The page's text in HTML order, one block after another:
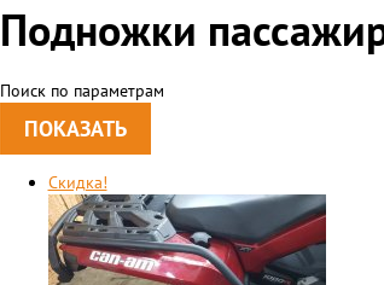
Подножки
Поиск по параметрам
Скидка!